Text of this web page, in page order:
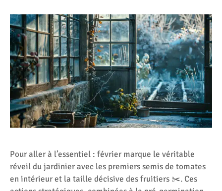
Pour aller à l’essentiel : février marque le véritable
réveil du jardinier avec les premiers semis de tomates
en intérieur et la taille décisive des fruitiers ✂️. Ces